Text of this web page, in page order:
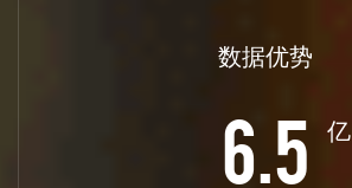
数据优势
6.5 亿